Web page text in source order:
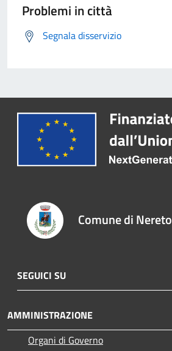
Problemi in città
Segnala disservizio
Comune di Nereto
SEGUICI SU
AMMINISTRAZIONE
Organi di Governo